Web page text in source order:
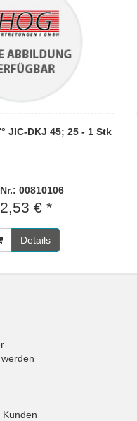
JIC-DKJ 45; 25 - 1 Stk
00810106
€ *
Details
Kunden